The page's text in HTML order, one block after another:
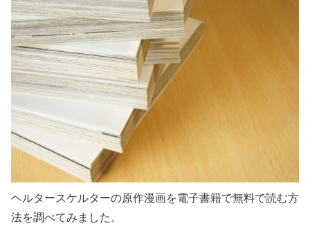
ヘルタースケルターの原作漫画を電子書籍で無料で読む方
法を調べてみました。